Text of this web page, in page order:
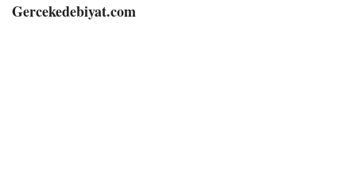
Gercekedebiyat.com